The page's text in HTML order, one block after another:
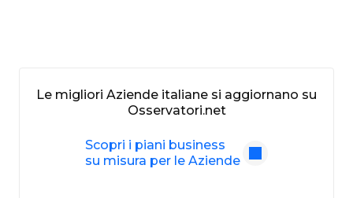
Le migliori Aziende italiane si aggiornano su
Osservatori.net
Scopri i piani business
su misura per le Aziende